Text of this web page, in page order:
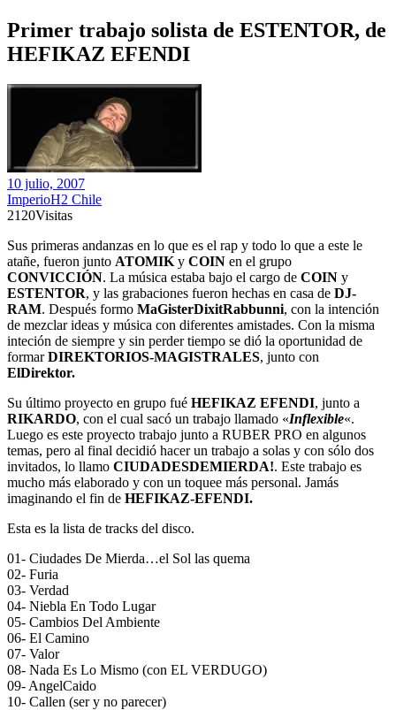
Primer trabajo solista de ESTENTOR, de
HEFIKAZ EFENDI
10 julio, 2007
ImperioH2 Chile
2120Visitas
Sus primeras andanzas en lo que es el rap y todo lo que a este le
atañe, fueron junto ATOMIK y COIN en el grupo
CONVICCIÓN. La música estaba bajo el cargo de COIN y
ESTENTOR, y las grabaciones fueron hechas en casa de DJ-
RAM. Después formo MaGisterDixitRabbunni, con la intención
de mezclar ideas y música con diferentes amistades. Con la misma
inteción de siempre y sin perder tiempo se dió la oportunidad de
formarDIREKTORIOS-MAGISTRALES, junto con
ElDirektor.
Su último proyecto en grupo fué HEFIKAZ EFENDI, junto a
RIKARDO, con el cual sacó un trabajo llamado «Inflexible«.
Luego es este proyecto trabajo junto a RUBER PRO en algunos
temas, pero al final decidió hacer un trabajo a solas y con sólo dos
invitados, lo llamo CIUDADESDEMIERDA!. Este trabajo es
mucho más elaborado y con un toquee más personal. Jamás
imaginando el fin de HEFIKAZ-EFENDI.
Esta es la lista de tracks del disco.
01- Ciudades De Mierda…el Sol las quema
02- Furia
03- Verdad
04- Niebla En Todo Lugar
05- Cambios Del Ambiente
06- El Camino
07- Valor
08- Nada Es Lo Mismo (con EL VERDUGO)
09- AngelCaido
10- Callen (ser y no parecer)